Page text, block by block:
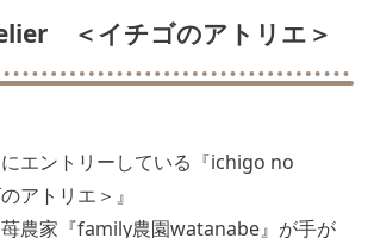
＜イチゴのアトリエ＞
エントリーしている『ichigo no
トリエ＞』
農家『family農園watanabe』が手が